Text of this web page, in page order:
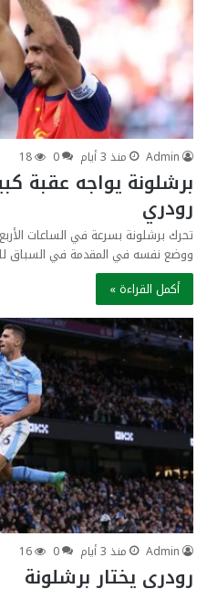
Admin
منذ 3 أيام 0
18
برشلونة يواجه عقبة
رودري
تحرك برشلونة بسرعة في الساعات
ووضع نفسه في المقدمة في السباق
أكمل القراءة »
Admin
منذ 3 أيام 0
16
رودري يختار برشلونة